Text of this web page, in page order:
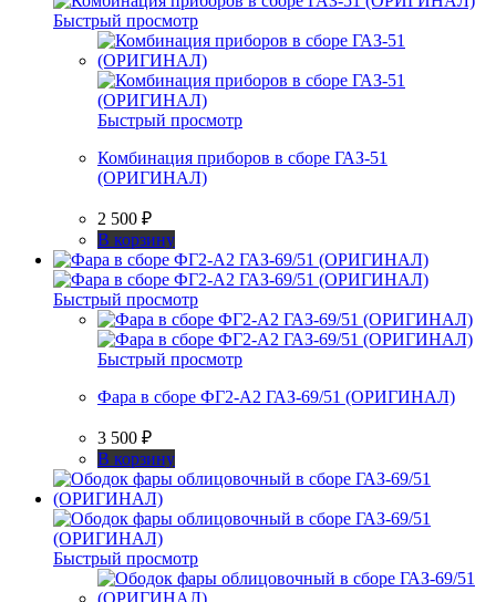
Быстрый просмотр
Быстрый просмотр
Комбинация приборов в сборе ГАЗ-51
(ОРИГИНАЛ)
2 500 ₽
В корзину
Быстрый просмотр
Быстрый просмотр
Фара в сборе ФГ2-А2 ГАЗ-69/51 (ОРИГИНАЛ)
3 500 ₽
В корзину
Быстрый просмотр